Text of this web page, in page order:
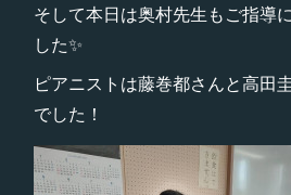
そして本日は奥村先生もご指導
した✨
ピアニストは藤巻都さんと高田
でした！